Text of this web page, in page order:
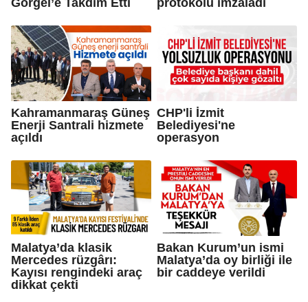
Kahramanmaraş Güneş
Enerji Santrali hizmete
açıldı
CHP'li İzmit
Belediyesi'ne
operasyon
Malatya’da klasik
Mercedes rüzgârı:
Kayısı rengindeki araç
dikkat çekti
Bakan Kurum’un ismi
Malatya’da oy birliği ile
bir caddeye verildi